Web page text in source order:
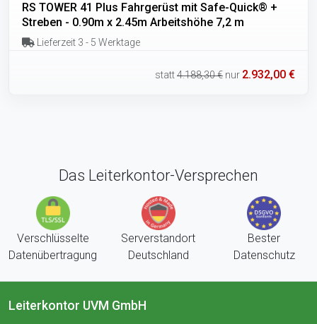
RS TOWER 41 Plus Fahrgerüst mit Safe-Quick® +
Streben - 0.90m x 2.45m Arbeitshöhe 7,2 m
Lieferzeit 3 - 5 Werktage
statt4.188,30 € nur 2.932,00 €
Das Leiterkontor-Versprechen
Verschlüsselte
Datenübertragung
Serverstandort
Deutschland
Bester
Datenschutz
Leiterkontor UVM GmbH